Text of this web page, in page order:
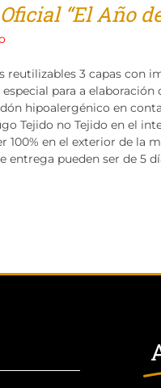
“El Año
reutilizables 3 capas con
para a
hipoalergénico en
Tejido no Tejido en el
100% en el exterior de la
entrega pueden ser de 5